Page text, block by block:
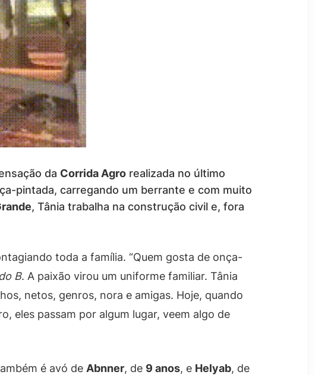
da Corrida Agro realizada no último
pintada, carregando um berrante e com muito
, Tânia trabalha na construção civil e, fora
toda a família. “Quem gosta de onça-
B. A paixão virou um uniforme familiar. Tânia
netos, genros, nora e amigas. Hoje, quando
eles passam por algum lugar, veem algo de
é avó de Abnner, de 9 anos, e Helyab, de